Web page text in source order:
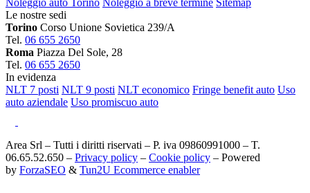
Le nostre sedi
Torino Corso Unione Sovietica 239/A
Tel. 06 655 2650
Roma Piazza Del Sole, 28
Tel. 06 655 2650
In evidenza
NLT 7 posti NLT 9 posti NLT economico Fringe benefit auto Uso
auto aziendale Uso promiscuo auto
Area Srl – Tutti i diritti riservati – P. iva 09860991000 – T.
06.65.52.650 – Privacy policy – Cookie policy – Powered
by ForzaSEO & Tun2U Ecommerce enabler